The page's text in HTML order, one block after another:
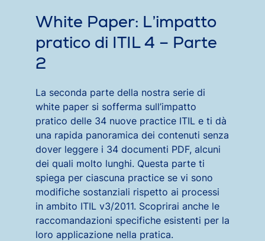
White Paper: L’impatto
pratico di ITIL 4 – Parte
2
La seconda parte della nostra serie di
white paper si sofferma sull’impatto
pratico delle 34 nuove practice ITIL e ti dà
una rapida panoramica dei contenuti senza
dover leggere i 34 documenti PDF, alcuni
dei quali molto lunghi. Questa parte ti
spiega per ciascuna practice se vi sono
modifiche sostanziali rispetto ai processi
in ambito ITIL v3/2011. Scoprirai anche le
raccomandazioni specifiche esistenti per la
loro applicazione nella pratica.